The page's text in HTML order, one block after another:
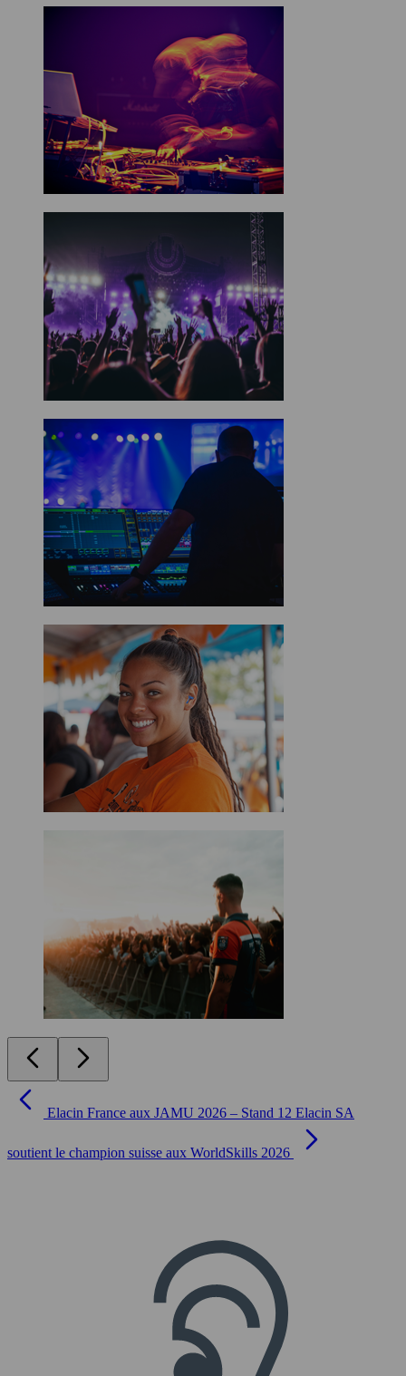
Elacin France aux JAMU 2026 – Stand 12 Elacin SA
soutient le champion suisse aux WorldSkills 2026